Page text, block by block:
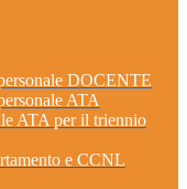
DOCENTE
ATA
ATA per il triennio
e CCNL